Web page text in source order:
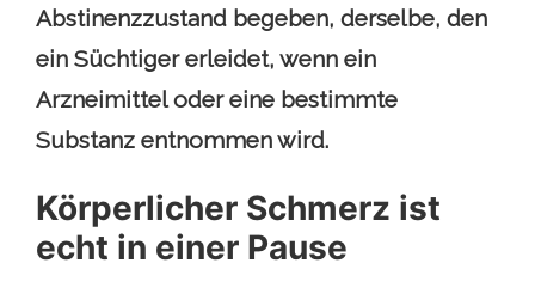
Abstinenzzustand begeben, derselbe, den
ein Süchtiger erleidet, wenn ein
Arzneimittel oder eine bestimmte
Substanz entnommen wird.
Körperlicher Schmerz ist
echt in einer Pause